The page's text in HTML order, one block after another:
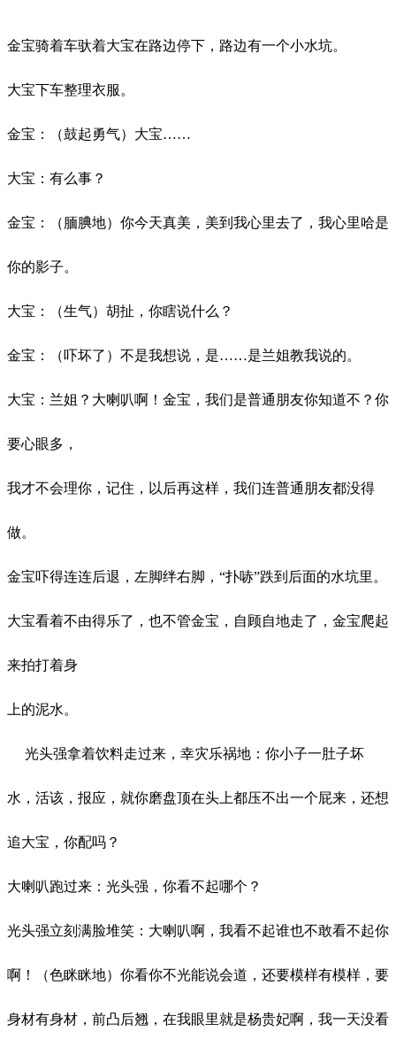
金宝骑着车驮着大宝在路边停下，路边有一个小水坑。
大宝下车整理衣服。
金宝：（鼓起勇气）大宝……
大宝：有么事？
金宝：（腼腆地）你今天真美，美到我心里去了，我心里哈是
你的影子。
大宝：（生气）胡扯，你瞎说什么？
金宝：（吓坏了）不是我想说，是……是兰姐教我说的。
大宝：兰姐？大喇叭啊！金宝，我们是普通朋友你知道不？你
要心眼多，
我才不会理你，记住，以后再这样，我们连普通朋友都没得
做。
金宝吓得连连后退，左脚绊右脚， “扑哧”跌到后面的水坑里。
大宝看着不由得乐了，也不管金宝，自顾自地走了，金宝爬起
来拍打着身
上的泥水。
光头强拿着饮料走过来，幸灾乐祸地：你小子一肚子坏
水，活该，报应，就你磨盘顶在头上都压不出一个屁来，还想
追大宝，你配吗？
大喇叭跑过来：光头强，你看不起哪个？
光头强立刻满脸堆笑：大喇叭啊，我看不起谁也不敢看不起你
啊！（色眯眯地）你看你不光能说会道，还要模样有模样，要
身材有身材，前凸后翘，在我眼里就是杨贵妃啊，我一天没看